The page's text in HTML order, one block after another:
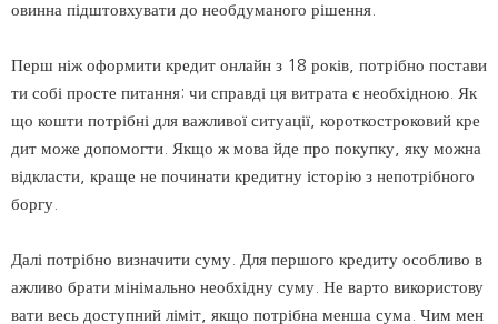
овинна підштовхувати до необдуманого рішення.
Перш ніж оформити кредит онлайн з 18 років, потрібно постави
ти собі просте питання: чи справді ця витрата є необхідною. Як
що кошти потрібні для важливої ситуації, короткостроковий кре
дит може допомогти. Якщо ж мова йде про покупку, яку можна
відкласти, краще не починати кредитну історію з непотрібного
боргу.
Далі потрібно визначити суму. Для першого кредиту особливо в
ажливо брати мінімально необхідну суму. Не варто використову
вати весь доступний ліміт, якщо потрібна менша сума. Чим мен